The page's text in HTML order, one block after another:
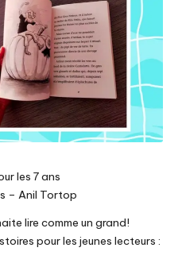
les 7 ans
– Anil Tortop
lire comme un grand!
pour les jeunes lecteurs :